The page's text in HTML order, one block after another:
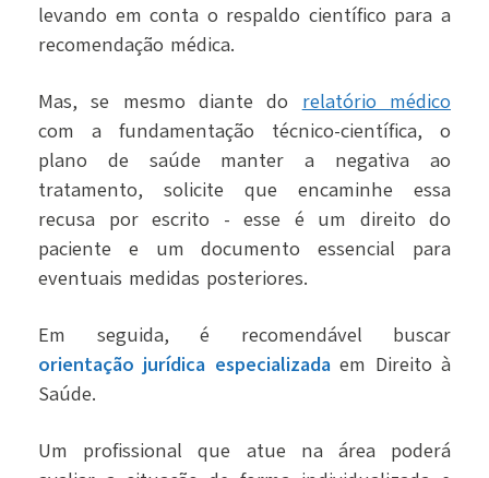
levando em conta o respaldo científico para a
recomendação médica.
Mas, se mesmo diante do relatório médico
com a fundamentação técnico-científica, o
plano de saúde manter a negativa ao
tratamento, solicite que encaminhe essa
recusa por escrito - esse é um direito do
paciente e um documento essencial para
eventuais medidas posteriores.
Em seguida, é recomendável buscar
orientação jurídica especializada em Direito à
Saúde.
Um profissional que atue na área poderá